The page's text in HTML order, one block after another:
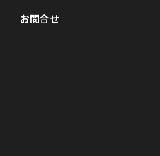
お問合せ